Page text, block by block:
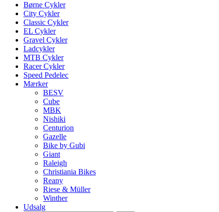
Børne Cykler
City Cykler
Classic Cykler
EL Cykler
Gravel Cykler
Ladcykler
MTB Cykler
Racer Cykler
Speed Pedelec
Mærker
BESV
Cube
MBK
Nishiki
Centurion
Gazelle
Bike by Gubi
Giant
Raleigh
Christiania Bikes
Reany
Riese & Müller
Winther
Udsalg